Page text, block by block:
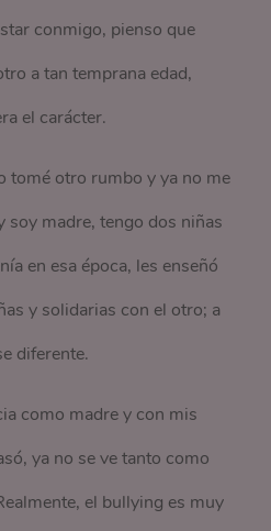
conmigo, pienso que
a tan temprana edad,
el carácter.
tomé otro rumbo y ya no me
madre, tengo dos niñas
en esa época, les enseñó
y solidarias con el otro; a
diferente.
como madre y con mis
ya no se ve tanto como
el bullying es muy